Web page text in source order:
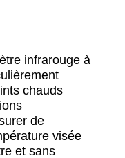
infrarouge à
chauds
de
visée
et sans